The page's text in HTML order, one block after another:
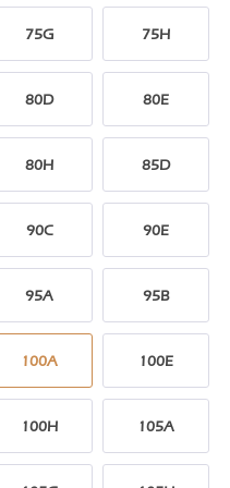
75G 75H
80D 80E
80H 85D
90C 90E
95A 95B
100A 100E
100H 105A